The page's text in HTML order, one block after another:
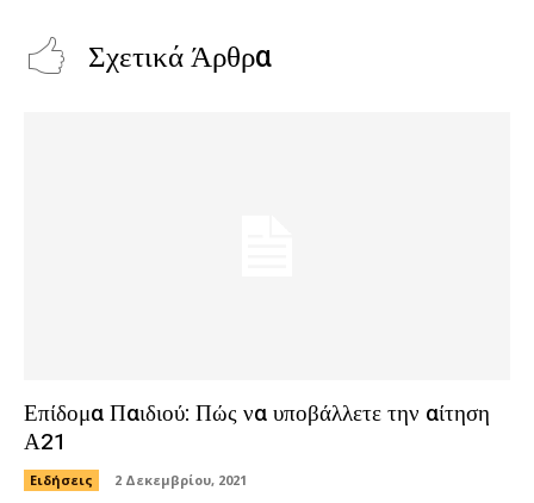
Σχετικά Άρθρα
Επίδομα Παιδιού: Πώς να υποβάλλετε την αίτηση
Α21
Ειδήσεις 2 Δεκεμβρίου, 2021